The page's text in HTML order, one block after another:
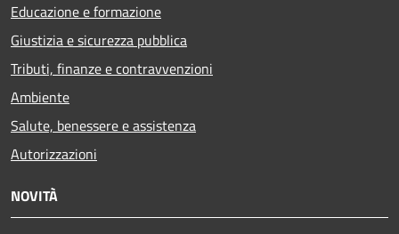
Educazione e formazione
Giustizia e sicurezza pubblica
Tributi, finanze e contravvenzioni
Ambiente
Salute, benessere e assistenza
Autorizzazioni
NOVITÀ